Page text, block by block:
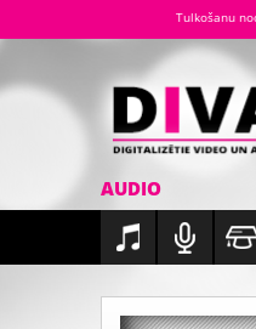
Tulkošanu
AUDIO